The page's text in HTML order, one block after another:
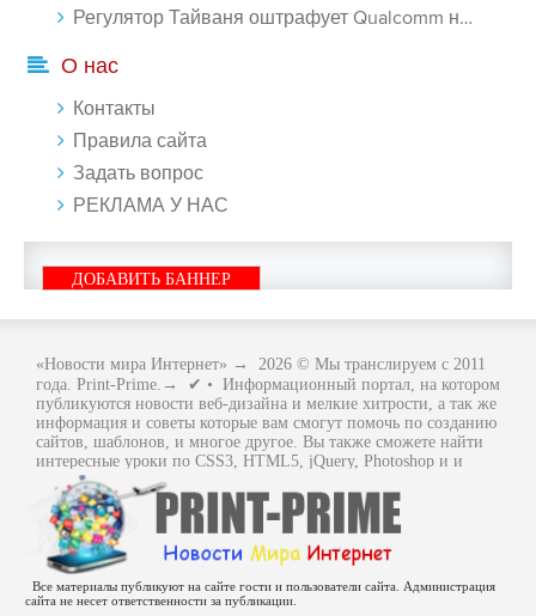
Регулятор Тайваня оштрафует Qualcomm на $774 млн - «Новости сети»
О нас
Контакты
Правила сайта
Задать вопрос
РЕКЛАМА У НАС
ДОБАВИТЬ БАННЕР
«Новости мира Интернет» → 2026 © Мы транслируем с 2011
года. Print-Prime.→ ✔ • Информационный портал, на котором
публикуются новости веб-дизайна и мелкие хитрости, а так же
информация и советы которые вам смогут помочь по созданию
сайтов, шаблонов, и многое другое. Вы также сможете найти
интересные уроки по CSS3, HTML5, jQuery, Photoshop и и
многое другое, интересное, с интернет мира. Вся информация
размещенная на сайте предназначена исключительно в
ознакомительных целях и ошибки в учении не кто не отменял
.. Как говориться - "Не бойся, когда не знаешь: страшно, когда
знать не хочется.
Все материалы публикуют на сайте гости и пользователи сайта. Администрация
сайта не несет ответственности за публикации.